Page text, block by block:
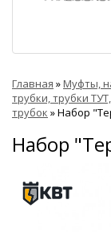
Главная »Муфты,
трубки, трубки
трубок »Набор
Набор